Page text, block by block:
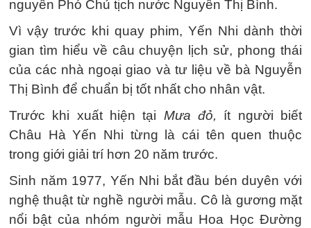
nguyên Phó Chủ tịch nước Nguyễn Thị Bình.
Vì vậy trước khi quay phim, Yến Nhi dành thời
gian tìm hiểu về câu chuyện lịch sử, phong thái
của các nhà ngoại giao và tư liệu về bà Nguyễn
Thị Bình để chuẩn bị tốt nhất cho nhân vật.
Trước khi xuất hiện tại Mưa đỏ, ít người biết
Châu Hà Yến Nhi từng là cái tên quen thuộc
trong giới giải trí hơn 20 năm trước.
Sinh năm 1977, Yến Nhi bắt đầu bén duyên với
nghệ thuật từ nghề người mẫu. Cô là gương mặt
nổi bật của nhóm người mẫu Hoa Học Đường